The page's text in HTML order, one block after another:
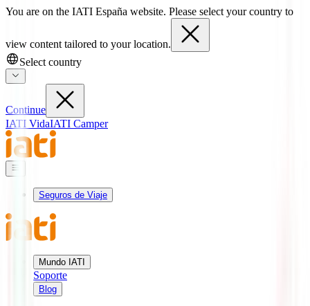
You are on the IATI España website. Please select your country to
view content tailored to your location.
Select country
Continue
IATI VidaIATI Camper
Seguros de Viaje
Mundo IATI
Soporte
Blog